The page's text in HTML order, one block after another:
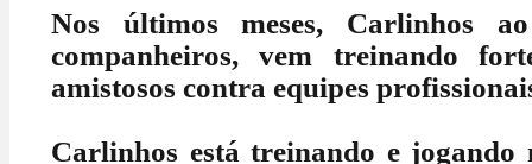
Nos últimos meses, Carlinhos
companheiros, vem treinando
amistosos contra equipes
Carlinhos está treinando e jogando